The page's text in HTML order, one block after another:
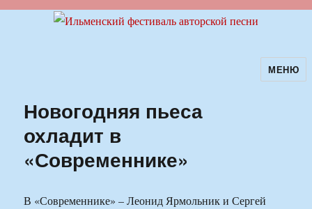
Ильменский фестиваль авторскойМЕНЮ
Новогодняя пьеса
охладит в
«Современнике»
В «Современнике» – Леонид Ярмольник и Сергей